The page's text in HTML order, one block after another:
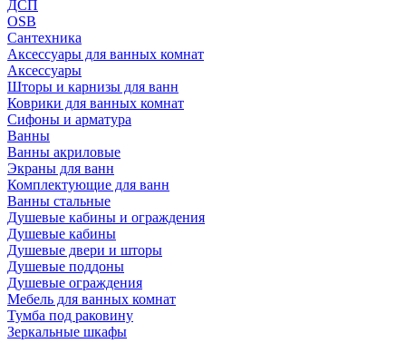
ДСП
OSB
Сантехника
Аксессуары для ванных комнат
Аксессуары
Шторы и карнизы для ванн
Коврики для ванных комнат
Сифоны и арматура
Ванны
Ванны акриловые
Экраны для ванн
Комплектующие для ванн
Ванны стальные
Душевые кабины и ограждения
Душевые кабины
Душевые двери и шторы
Душевые поддоны
Душевые ограждения
Мебель для ванных комнат
Тумба под раковину
Зеркальные шкафы